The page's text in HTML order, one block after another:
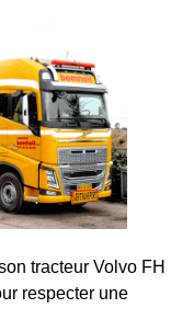
tracteur Volvo FH
respecter une